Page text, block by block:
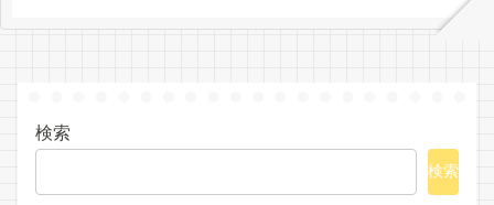
検索
検索